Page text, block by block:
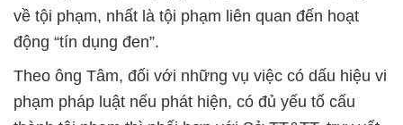
về tội phạm, nhất là tội phạm liên quan đến hoạt
động “tín dụng đen”.
Theo ông Tâm, đối với những vụ việc có dấu hiệu vi
phạm pháp luật nếu phát hiện, có đủ yếu tố cấu